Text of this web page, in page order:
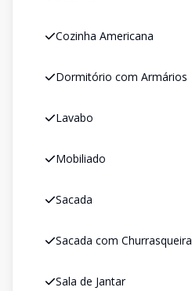
Cozinha Americana
Dormitório com Armários
Lavabo
Mobiliado
Sacada
Sacada com Churrasqueira
Sala de Jantar